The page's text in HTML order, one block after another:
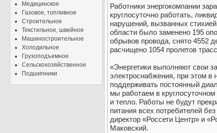
Медицинское
Газовое, топливное
Строительное
Текстильное, швейное
Машиностроительное
Холодильное
Грузоподъемное
Сельскохозяйственное
Подшипники
Работники энергокомпании
круглосуточно работать,
нарушений, вызванных
области было заменено 195
обрывов провода, снято 4552
расчищено 1054 пролетов
«Энергетики выполняют свои
электроснабжения, при этом в
поддерживать постоянный
мы работаем в
и тепло. Работы не будут
питания всех потребителей
директор «Россети Центр» и
Маковский.